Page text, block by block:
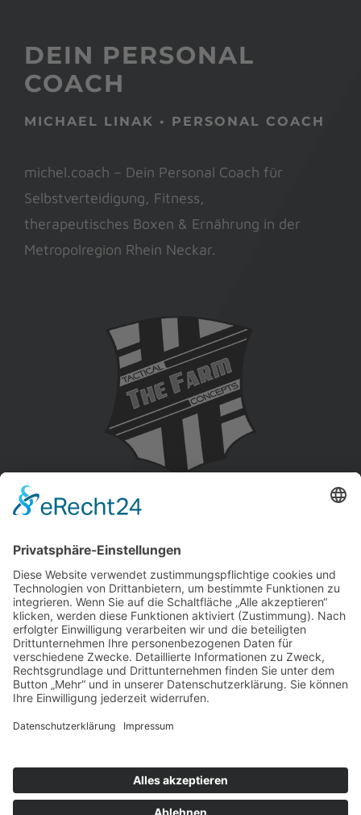
DEIN PERSONAL
COACH
MICHAEL LINAK • PERSONAL COACH
michel.coach – Dein Personal Coach für
Selbstverteidigung, Fitness,
therapeutisches Boxen & Ernährung in der
Metropolregion Rhein Neckar.
www.the-farm.de
Michael Linak
THE FARM
Edisonstraße 2
68623 Lampertheim
E-Mail:info@michel.coach
Telefon:0176 745 963 69
© Copyright 2026 | Layout & Entwicklung